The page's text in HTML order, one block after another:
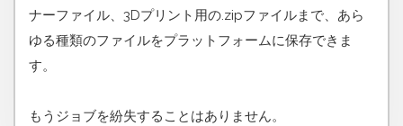
ナーファイル、3Dプリント用の.zipファイルまで、あら
ゆる種類のファイルをプラットフォームに保存できま
す。
もうジョブを紛失することはありません。